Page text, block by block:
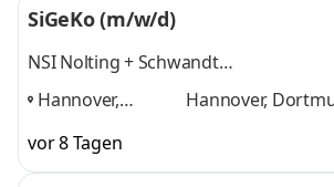
SiGeKo (m/w/d)
NSI Nolting + Schwandt
Ingenieurgesellschaft mbH + Co.KG
Hannover,
Essen, Bochum
Hannover,
vor 8 Tagen